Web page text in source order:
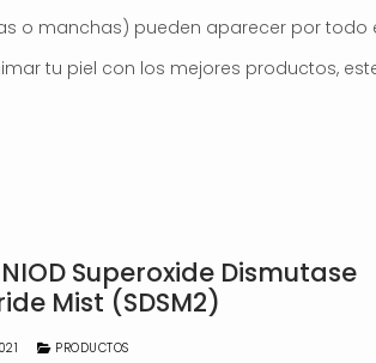
o manchas) pueden aparecer por todo
tu piel con los mejores productos,
NIOD Superoxide Dismutase
Mist (SDSM2)
PRODUCTOS